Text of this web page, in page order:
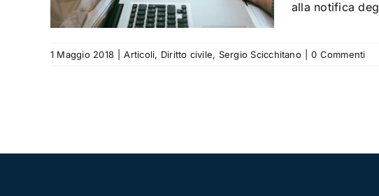
alla notifica
1 Maggio 2018 Articoli, Diritto civile, Sergio Scicchitano 0 Commenti